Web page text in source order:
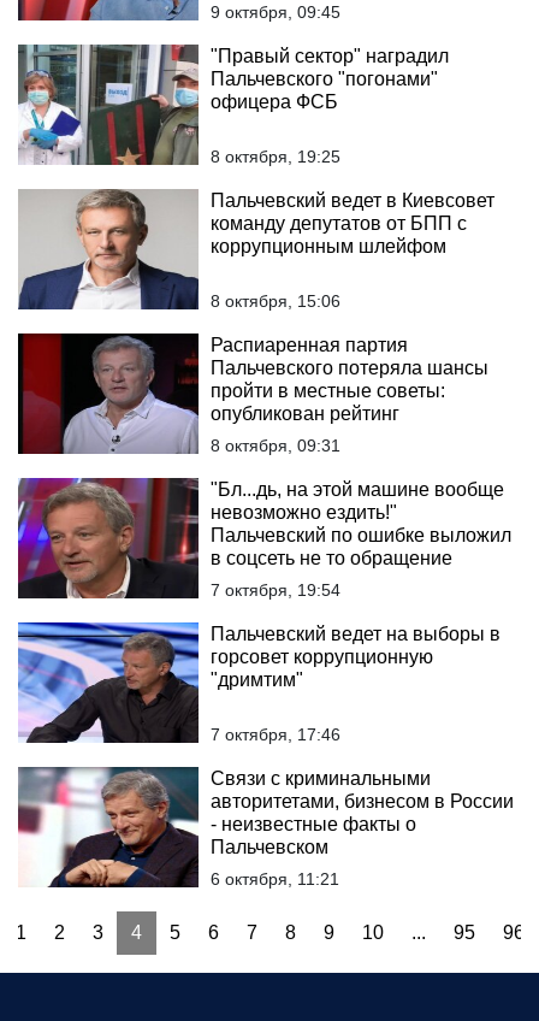
9 октября, 09:45
"Правый сектор" наградил
Пальчевского "погонами"
офицера ФСБ
8 октября, 19:25
Пальчевский ведет в Киевсовет
команду депутатов от БПП с
коррупционным шлейфом
8 октября, 15:06
Распиаренная партия
Пальчевского потеряла шансы
пройти в местные советы:
опубликован рейтинг
8 октября, 09:31
"Бл...дь, на этой машине вообще
невозможно ездить!"
Пальчевский по ошибке выложил
в соцсеть не то обращение
7 октября, 19:54
Пальчевский ведет на выборы в
горсовет коррупционную
"дримтим"
7 октября, 17:46
Связи с криминальными
авторитетами, бизнесом в России
- неизвестные факты о
Пальчевском
6 октября, 11:21
1 2 3 4 5 6 7 8 9 10 ... 95 96